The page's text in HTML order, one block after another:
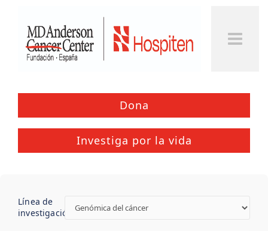
Dona
Investiga por la vida
Línea de
investigación: